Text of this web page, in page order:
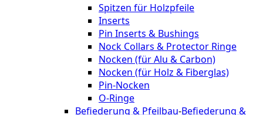
Spitzen für Holzpfeile
Inserts
Pin Inserts & Bushings
Nock Collars & Protector Ringe
Nocken (für Alu & Carbon)
Nocken (für Holz & Fiberglas)
Pin-Nocken
O-Ringe
Befiederung & Pfeilbau-Befiederung &